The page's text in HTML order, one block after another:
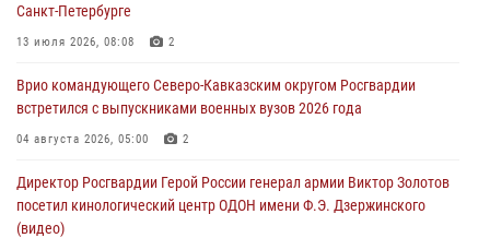
Лучшие футбольные команды Южного округа Росгвардии
определили на Кубани
В Кузбассе росгвардейцы помогли вернуть горожанке пропавшую
мать
Санкт-Петербурге
13 июля 2026, 08:08 2
Врио командующего Северо-Кавказским округом Росгвардии
встретился с выпускниками военных вузов 2026 года
04 августа 2026, 05:00 2
Директор Росгвардии Герой России генерал армии Виктор Золотов
посетил кинологический центр ОДОН имени Ф.Э. Дзержинского
(видео)